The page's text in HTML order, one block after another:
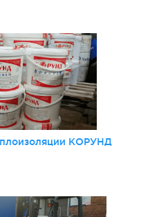
КОРУНД